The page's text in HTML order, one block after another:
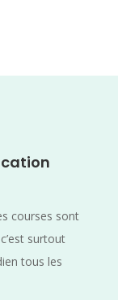
courses sont
surtout
tous les